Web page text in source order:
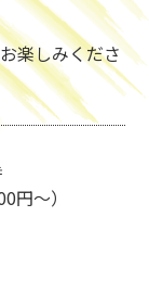
楽しみくださ
～）